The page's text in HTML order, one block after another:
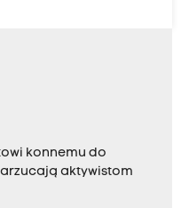
konnemu do
aktywistom